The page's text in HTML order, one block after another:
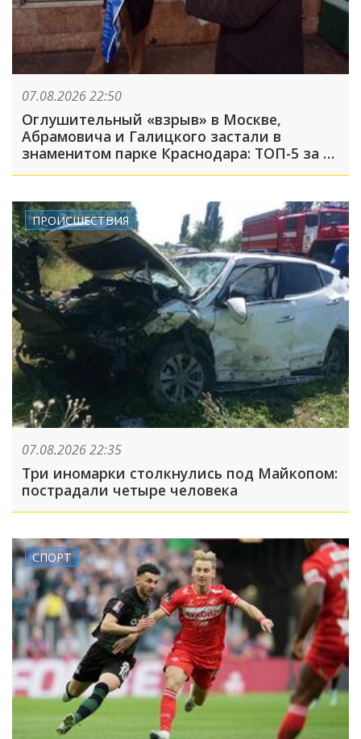
07.08.2026 22:50
Оглушительный «взрыв» в Москве,
Абрамовича и Галицкого застали в
знаменитом парке Краснодара: ТОП-5 за 7
ПРОИСШЕСТВИЯ
07.08.2026 22:35
Три иномарки столкнулись под Майкопом:
пострадали четыре человека
СПОРТ